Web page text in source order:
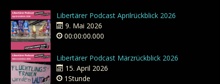
Libertärer Podcast Aprilrückblick 2026
9. Mai 2026
00:00:00.000
Libertärer Podcast Märzrückblick 2026
15. April 2026
1Stunde